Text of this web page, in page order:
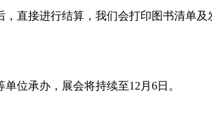
直接进行结算，我们会打印图书清单及
位承办，展会将持续至12月6日。